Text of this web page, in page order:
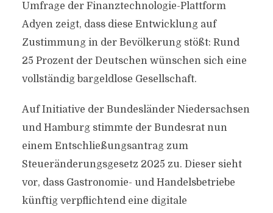
Umfrage der Finanztechnologie-Plattform
Adyen zeigt, dass diese Entwicklung auf
Zustimmung in der Bevölkerung stößt: Rund
25 Prozent der Deutschen wünschen sich eine
vollständig bargeldlose Gesellschaft.
Auf Initiative der Bundesländer Niedersachsen
und Hamburg stimmte der Bundesrat nun
einem Entschließungsantrag zum
Steueränderungsgesetz 2025 zu. Dieser sieht
vor, dass Gastronomie- und Handelsbetriebe
künftig verpflichtend eine digitale